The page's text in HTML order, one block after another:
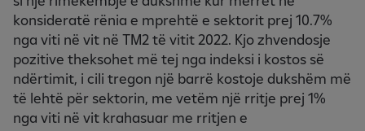
konsideratë rënia e mprehtë e sektorit prej 10.7%
nga viti në vit në TM2 të vitit 2022. Kjo zhvendosje
pozitive theksohet më tej nga indeksi i kostos së
ndërtimit, i cili tregon një barrë kostoje dukshëm më
të lehtë për sektorin, me vetëm një rritje prej 1%
nga viti në vit krahasuar me rritjen e